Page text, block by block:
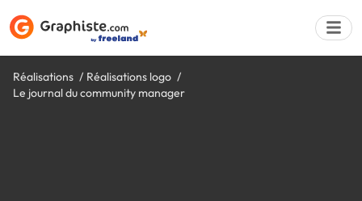
Réalisations
Réalisations logo
Le journal du community manager